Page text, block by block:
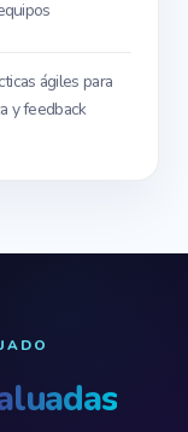
ágiles para
y feedback